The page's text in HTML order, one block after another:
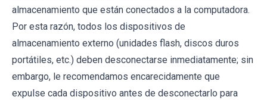
almacenamiento que están conectados a la computadora.
Por esta razón, todos los dispositivos de
almacenamiento externo (unidades flash, discos duros
portátiles, etc.) deben desconectarse inmediatamente; sin
embargo, le recomendamos encarecidamente que
expulse cada dispositivo antes de desconectarlo para